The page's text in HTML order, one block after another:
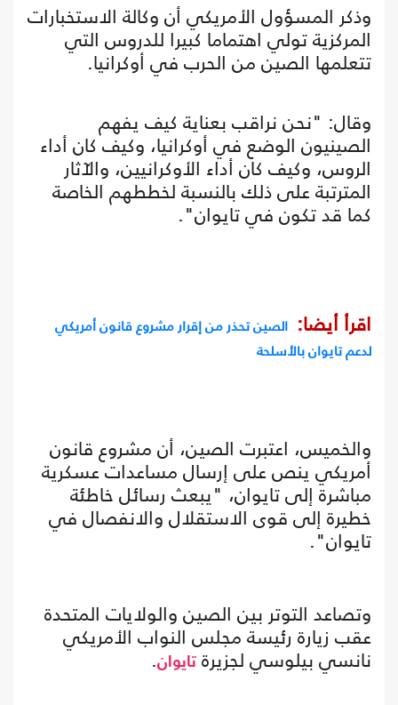
وذكر المسؤول الأمريكي أن وكالة الاستخبارات
المركزية تولي اهتماما كبيرا للدروس التي
تتعلمها الصين من الحرب في أوكرانيا.
وقال: "نحن نراقب بعناية كيف يفهم
الصينيون الوضع في أوكرانيا، وكيف كان أداء
الروس، وكيف كان أداء الأوكرانيين، والآثار
المترتبة على ذلك بالنسبة لخططهم الخاصة
كما قد تكون في تايوان".
اقرأ أيضا: الصين تحذر من إقرار مشروع قانون أمريكي
لدعم تايوان بالأسلحة
والخميس، اعتبرت الصين، أن مشروع قانون
أمريكي ينص على إرسال مساعدات عسكرية
مباشرة إلى تايوان، "يبعث رسائل خاطئة
خطيرة إلى قوى الاستقلال والانفصال في
تايوان".
وتصاعد التوتر بين الصين والولايات المتحدة
عقب زيارة رئيسة مجلس النواب الأمريكي
نانسي بيلوسي لجزيرة تايوان.